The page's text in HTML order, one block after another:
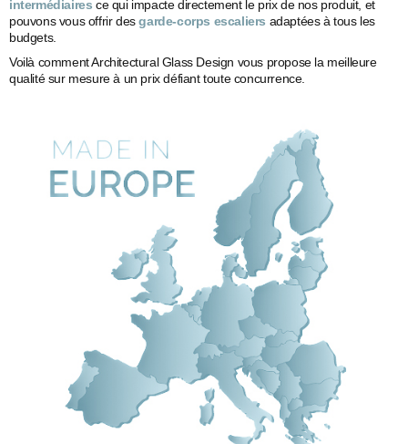
intermédiaires ce qui impacte directement le prix de nos produit, et
pouvons vous offrir desgarde-corps escaliers adaptées à tous les
budgets.
Voilà comment Architectural Glass Design vous propose la meilleure
qualité sur mesure à un prix défiant toute concurrence.